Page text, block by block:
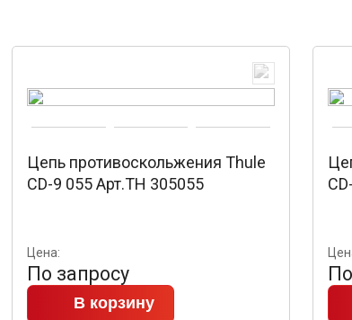
Цепь противоскольжения Thule
CD-9 055 Арт.TH 305055
Цена:
По запросу
В корзину